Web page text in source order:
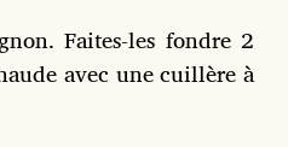
Faites-les fondre 2
avec une cuillère à